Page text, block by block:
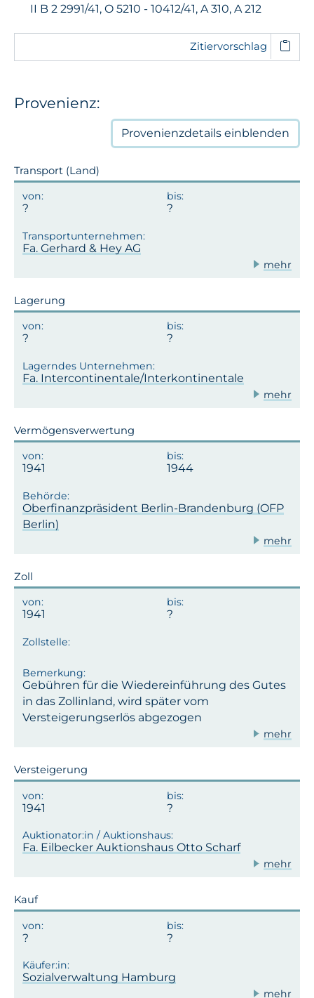
II B 2 2991/41, O 5210 - 10412/41, A 310, A 212
Zitiervorschlag
Provenienz:
Provenienzdetails einblenden
Transport (Land)
Fa. Gerhard & Hey AG
mehr
Lagerung
Fa. Intercontinentale/Interkontinentale
mehr
Vermögensverwertung
1941 1944
Oberfinanzpräsident Berlin-Brandenburg (OFP
Berlin)
mehr
Zoll
1941
Gebühren für die Wiedereinführung des Gutes
in das Zollinland, wird später vom
Versteigerungserlös abgezogen
mehr
Versteigerung
1941
Fa. Eilbecker Auktionshaus Otto Scharf
mehr
Kauf
Sozialverwaltung Hamburg
mehr